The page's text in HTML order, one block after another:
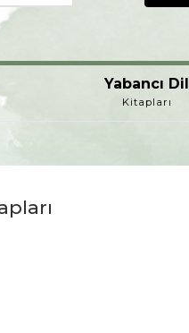
Yabancı Dil
Kitapları